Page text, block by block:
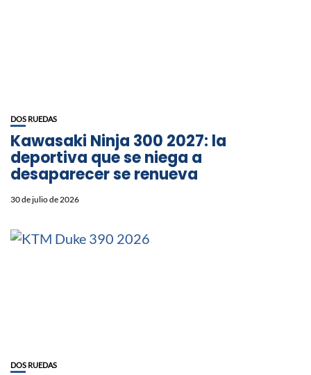
DOS RUEDAS
Kawasaki Ninja 300 2027: la
deportiva que se niega a
desaparecer se renueva
30 de julio de 2026
DOS RUEDAS